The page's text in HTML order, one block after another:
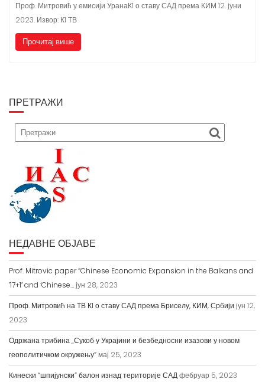
Проф. Митровић у емисији УранаК1 о ставу САД према КИМ 12. јуни
2023. ​Извор: К1 ТВ
Прочитај више
ПРЕТРАЖИ
НЕДАВНЕ ОБЈАВЕ
Prof. Mitrovic paper “Chinese Economic Expansion in the Balkans and
’17+1′ and ‘Chinese…јун 28, 2023
Проф. Митровић на ТВ К1 о ставу САД према Бриселу, КИМ, Србији јун 12,
2023
Одржана трибина „Сукоб у Украјини и безбедносни изазови у новом
геополитичком окружењу“мај 25, 2023
Кинески “шпијунски” балон изнад територије САДфебруар 5, 2023